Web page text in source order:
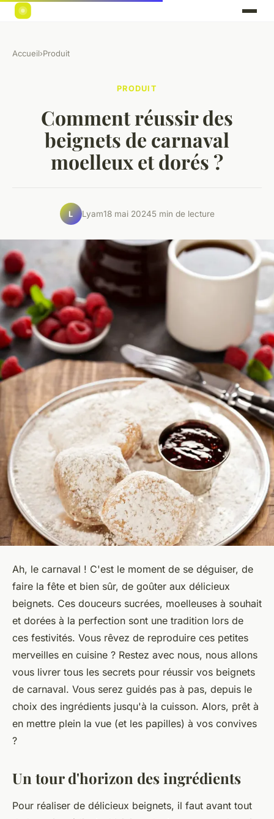
Accueil›Produit
PRODUIT
Comment réussir des
beignets de carnaval
moelleux et dorés ?
L Lyam18 mai 20245 min de lecture
Ah, le carnaval ! C'est le moment de se déguiser, de
faire la fête et bien sûr, de goûter aux délicieux
beignets. Ces douceurs sucrées, moelleuses à souhait
et dorées à la perfection sont une tradition lors de
ces festivités. Vous rêvez de reproduire ces petites
merveilles en cuisine ? Restez avec nous, nous allons
vous livrer tous les secrets pour réussir vos beignets
de carnaval. Vous serez guidés pas à pas, depuis le
choix des ingrédients jusqu'à la cuisson. Alors, prêt à
en mettre plein la vue (et les papilles) à vos convives
?
Un tour d'horizon des ingrédients
Pour réaliser de délicieux beignets, il faut avant tout